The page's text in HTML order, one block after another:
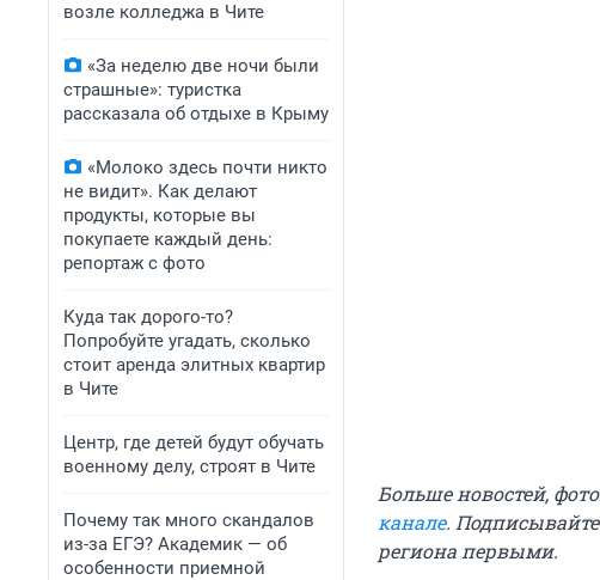
возле колледжа в Чите
«За неделю две ночи были
страшные»: туристка
рассказала об отдыхе в Крыму
«Молоко здесь почти никто
не видит». Как делают
продукты, которые вы
покупаете каждый день:
репортаж с фото
Куда так дорого-то?
Попробуйте угадать, сколько
стоит аренда элитных квартир
в Чите
Центр, где детей будут обучать
военному делу, строят в Чите
Почему так много скандалов
из-за ЕГЭ? Академик — об
особенности приемной
Больше новостей,
канале.
региона первыми.